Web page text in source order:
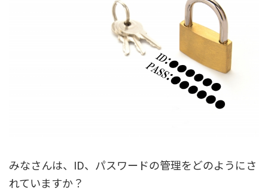
みなさんは、ID、パスワードの管理をどのようにさ
れていますか？